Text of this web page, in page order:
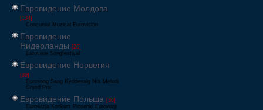
Евровидение Молдова
[134]
Concursul Muzical Eurovision
Евровидение
Нидерланды [26]
Eurovisie Songfestival
Евровидение Норвегия
[39]
Eurosong Sang Ryddesalg Nrk Melodi
Grand Prix
Евровидение Польша [36]
Eurowizja Konkurs Piosenki Eurowizji